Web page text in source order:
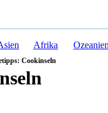
Afrika
Cookinseln